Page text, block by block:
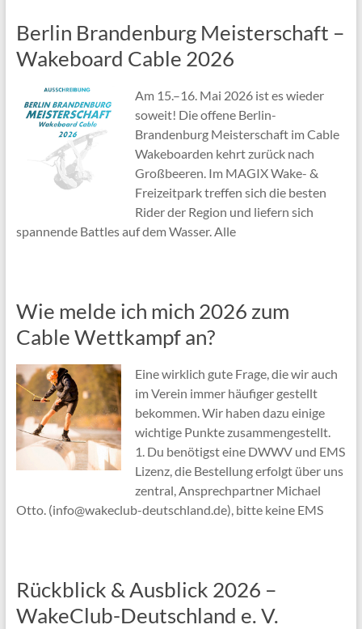
Berlin Brandenburg Meisterschaft –
Wakeboard Cable 2026
Am 15.–16. Mai 2026 ist es wieder
soweit! Die offene Berlin-
Brandenburg Meisterschaft im Cable
Wakeboarden kehrt zurück nach
Großbeeren. Im MAGIX Wake- &
Freizeitpark treffen sich die besten
Rider der Region und liefern sich
spannende Battles auf dem Wasser. Alle
Wie melde ich mich 2026 zum
Cable Wettkampf an?
Eine wirklich gute Frage, die wir auch
im Verein immer häufiger gestellt
bekommen. Wir haben dazu einige
wichtige Punkte zusammengestellt.
1. Du benötigst eine DWWV und EMS
Lizenz, die Bestellung erfolgt über uns
zentral, Ansprechpartner Michael
Otto. (info@wakeclub-deutschland.de), bitte keine EMS
Rückblick & Ausblick 2026 –
WakeClub-Deutschland e. V.